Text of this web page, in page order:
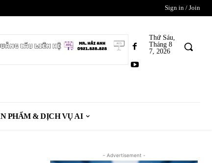
Sign in / Join
Thứ Sáu,
Tháng 8
7, 2026
PHẨM & DỊCH VỤ AI
- Advertisement -